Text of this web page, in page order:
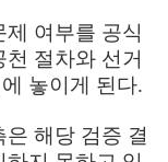
여부를 공식
절차와 선거
놓이게 된다.
해당 검증 결